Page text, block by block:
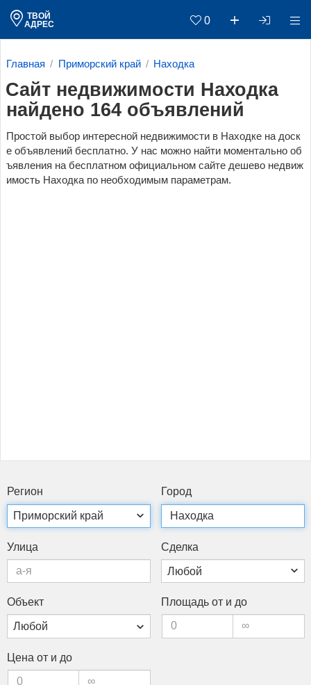
ТВОЙ
АДРЕС
0
Главная Приморский край Находка
Сайт недвижимости Находка
найдено 164 объявлений
Простой выбор интересной недвижимости в Находке на доск
е объявлений бесплатно. У нас можно найти моментально об
ъявления на бесплатном официальном сайте дешево недвиж
имость Находка по необходимым параметрам.
Ре­ги­он Го­род
Ули­ца Сдел­ка
Объ­ект Пло­щадь от и до
Це­на от и до